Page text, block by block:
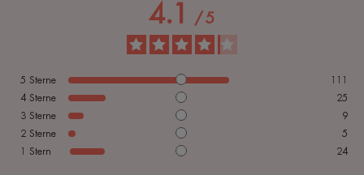
4.1 /5
5 Sterne
111
4 Sterne
25
3 Sterne
9
2 Sterne
5
1 Stern 24